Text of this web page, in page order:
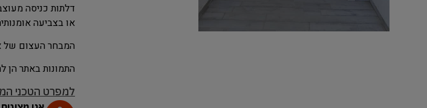
או בצביעה
המבחר העצום של
התמונות באתר
למפרט הטכני